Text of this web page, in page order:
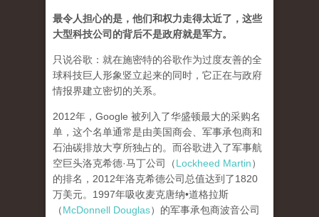
最令人担心的是，他们和权力走得太近了，这些
大型科技公司的背后不是政府就是军方。
只说谷歌：就在施密特的谷歌作为过度友善的全
球科技巨人形象竖立起来的同时，它正在与政府
情报界建立密切的关系。
2012年，Google 被列入了华盛顿最大的采购名
单，这个名单通常是由美国商会、军事承包商和
石油碳排放大亨所独占的。而谷歌进入了军事航
空巨头洛克希德·马丁公司（Lockheed Martin）
的排名，2012年洛克希德公司总值达到了1820
万美元。1997年吸收麦克唐纳•道格拉斯
（McDonnell Douglas）的军事承包商波音公司